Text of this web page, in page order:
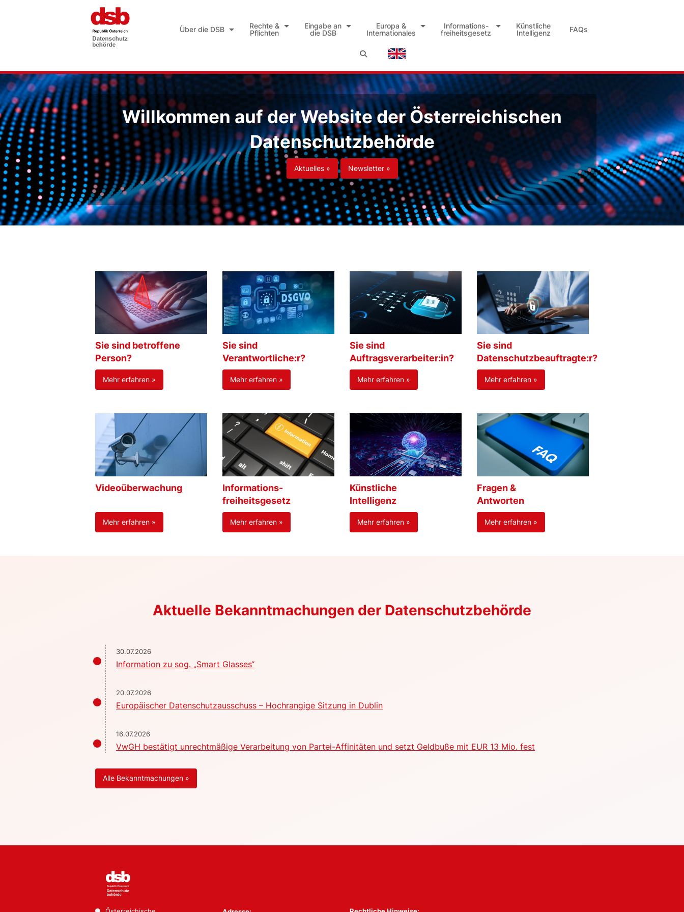
Über die DSB
Rechte &
Pflichten
Eingabe an
die DSB
Europa &
Internationales
Informations-
freiheitsgesetz
Künstliche
Intelligenz
FAQs
Willkommen auf der Website der Österreichischen
Datenschutzbehörde
Aktuelles » Newsletter »
Sie sind betroffene
Person?
Mehr erfahren »
Sie sind
Verantwortliche:r?
Mehr erfahren »
Sie sind
Auftragsverarbeiter:in?
Mehr erfahren »
Sie sind
Datenschutzbeauftragte:r?
Mehr erfahren »
Videoüberwachung
Mehr erfahren »
Informations-
freiheitsgesetz
Mehr erfahren »
Künstliche
Intelligenz
Mehr erfahren »
Fragen &
Antworten
Mehr erfahren »
Aktuelle Bekanntmachungen der Datenschutzbehörde
30.07.2026
Information zu sog. „Smart Glasses“
20.07.2026
Europäischer Datenschutzausschuss – Hochrangige Sitzung in Dublin
16.07.2026
VwGH bestätigt unrechtmäßige Verarbeitung von Partei-Affinitäten und setzt Geldbuße mit EUR 13 Mio. fest
Alle Bekanntmachungen »